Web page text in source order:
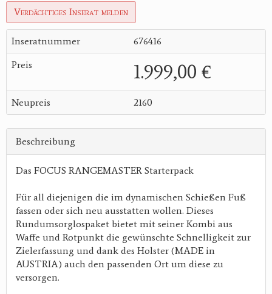
Verdächtiges Inserat melden
Inseratnummer 676416
Preis 1.999,00 €
Neupreis 2160
Beschreibung
Das FOCUS RANGEMASTER Starterpack
Für all diejenigen die im dynamischen Schießen Fuß
fassen oder sich neu ausstatten wollen. Dieses
Rundumsorglospaket bietet mit seiner Kombi aus
Waffe und Rotpunkt die gewünschte Schnelligkeit zur
Zielerfassung und dank des Holster (MADE in
AUSTRIA) auch den passenden Ort um diese zu
versorgen.